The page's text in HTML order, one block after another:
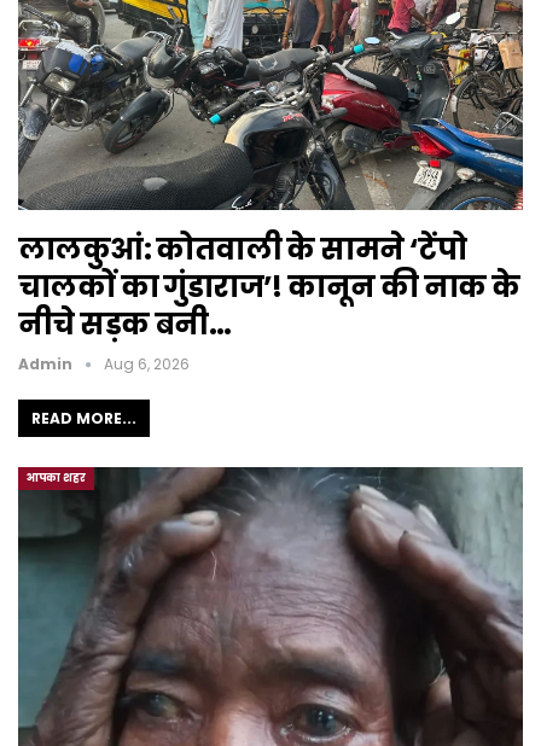
लालकुआं: कोतवाली के सामने ‘टेंपो
चालकों का गुंडाराज’! कानून की नाक के
नीचे सड़क बनी…
Admin Aug 6, 2026
READ MORE...
आपका शहर